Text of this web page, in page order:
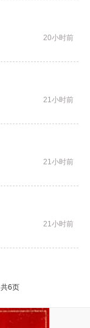
20小时前
21小时前
21小时前
21小时前
共6页